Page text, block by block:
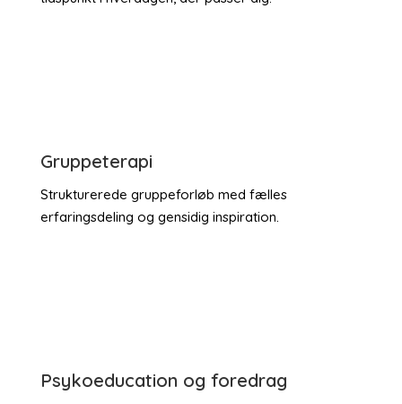
Gruppeterapi
Strukturerede gruppeforløb med fælles
erfaringsdeling og gensidig inspiration.
Psykoeducation og foredrag